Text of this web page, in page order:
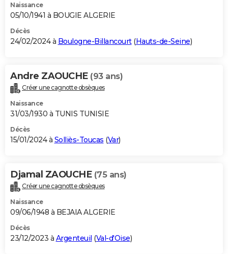
Naissance
05/10/1941 à BOUGIE ALGERIE
Décès
24/02/2024 à Boulogne-Billancourt(Hauts-de-Seine)
Andre ZAOUCHE (93 ans)
Créer une cagnotte obsèques
Naissance
31/03/1930 à TUNIS TUNISIE
Décès
15/01/2024 à Solliès-Toucas (Var)
Djamal ZAOUCHE (75 ans)
Créer une cagnotte obsèques
Naissance
09/06/1948 à BEJAIA ALGERIE
Décès
23/12/2023 à Argenteuil (Val-d'Oise)